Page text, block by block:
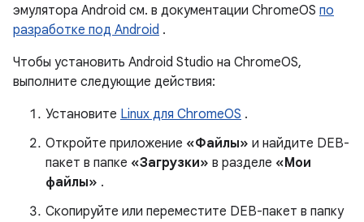
эмулятора Android см. в документации ChromeOS по
разработке под Android .
Чтобы установить Android Studio на ChromeOS,
выполните следующие действия:
Установите Linux для ChromeOS .
Откройте приложение «Файлы» и найдите DEB-
пакет в папке «Загрузки» в разделе «Мои
файлы» .
Скопируйте или переместите DEB-пакет в папку